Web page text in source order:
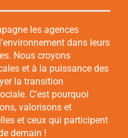
les agences
dans leurs
Nous croyons
et à la puissance des
la transition
C’est pourquoi
valorisons et
et ceux qui participent
demain !